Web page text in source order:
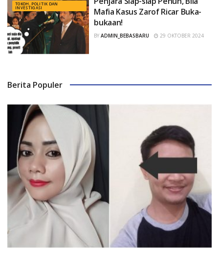
TOKOH, POLITIK DAN
INVESTIGASI
Mafia Kasus Zarof Ricar Buka-
bukaan!
BY ADMIN_BEBASBARU 29 OKTOBER 2024
Berita Populer